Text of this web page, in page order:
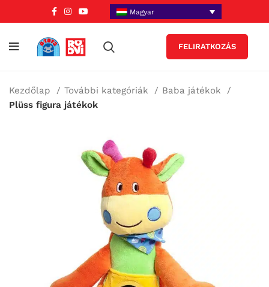
Magyar
FELIRATKOZÁS
Kezdőlap További kategóriák
Baba játékok
Plüss figura játékok